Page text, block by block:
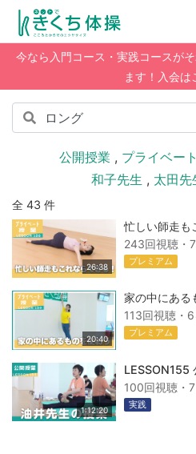
今なら入門コース・実践コースが
ます！入会は
公開授業 , プライベー
和子先生 , 太田先
全 43 件
26:38
忙しい師走も
243回視聴・
プレミアム
20:40
家の中にある
113回視聴・
プレミアム
1:12:20
LESSON155
100回視聴・
実践